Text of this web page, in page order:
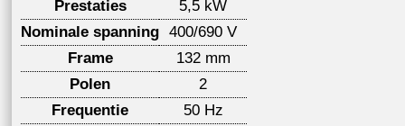
Prestaties
5,5 kW
Nominale spanning 400/690 V
Frame
132 mm
Polen
2
Frequentie
50 Hz